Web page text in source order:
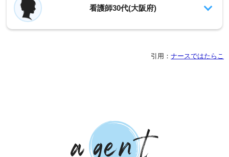
看護師30代(大阪府)
引用： ナースではたらこ